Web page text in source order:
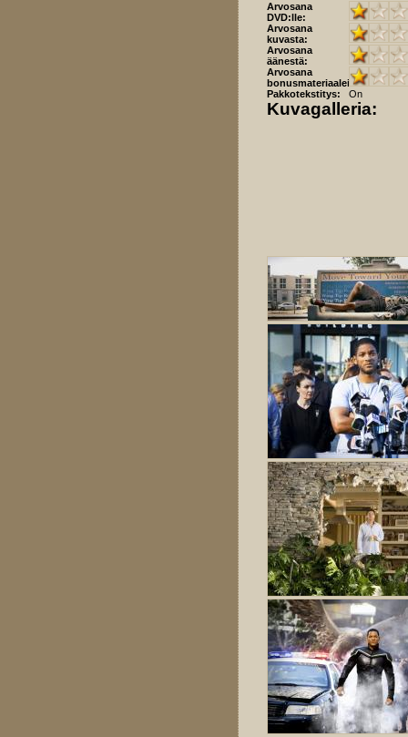
Arvosana
DVD:lle:
Arvosana
kuvasta:
Arvosana
äänestä:
Arvosana
bonusmateriaaleista:
Pakkotekstitys:
On
Kuvagalleria: